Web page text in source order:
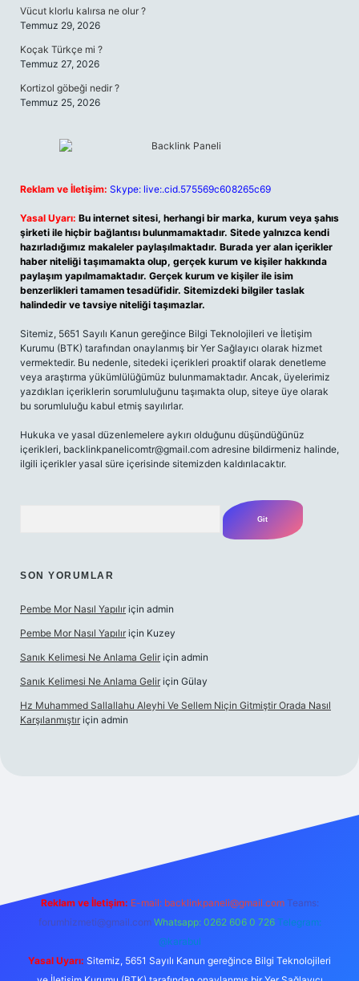
Vücut klorlu kalırsa ne olur ?
Temmuz 29, 2026
Koçak Türkçe mi ?
Temmuz 27, 2026
Kortizol göbeği nedir ?
Temmuz 25, 2026
Reklam ve İletişim: Skype: live:.cid.575569c608265c69
Yasal Uyarı: Bu internet sitesi, herhangi bir marka, kurum veya şahıs
şirketi ile hiçbir bağlantısı bulunmamaktadır. Sitede yalnızca kendi
hazırladığımız makaleler paylaşılmaktadır. Burada yer alan içerikler
haber niteliği taşımamakta olup, gerçek kurum ve kişiler hakkında
paylaşım yapılmamaktadır. Gerçek kurum ve kişiler ile isim
benzerlikleri tamamen tesadüfidir. Sitemizdeki bilgiler taslak
halindedir ve tavsiye niteliği taşımazlar.
Sitemiz, 5651 Sayılı Kanun gereğince Bilgi Teknolojileri ve İletişim
Kurumu (BTK) tarafından onaylanmış bir Yer Sağlayıcı olarak hizmet
vermektedir. Bu nedenle, sitedeki içerikleri proaktif olarak denetleme
veya araştırma yükümlülüğümüz bulunmamaktadır. Ancak, üyelerimiz
yazdıkları içeriklerin sorumluluğunu taşımakta olup, siteye üye olarak
bu sorumluluğu kabul etmiş sayılırlar.
Hukuka ve yasal düzenlemelere aykırı olduğunu düşündüğünüz
içerikleri, backlinkpanelicomtr@gmail.com adresine bildirmeniz halinde,
ilgili içerikler yasal süre içerisinde sitemizden kaldırılacaktır.
SON YORUMLAR
Pembe Mor Nasıl Yapılır için admin
Pembe Mor Nasıl Yapılır için Kuzey
Sanık Kelimesi Ne Anlama Gelir için admin
Sanık Kelimesi Ne Anlama Gelir için Gülay
Hz Muhammed Sallallahu Aleyhi Ve Sellem Niçin Gitmiştir Orada Nasıl
Karşılanmıştır için admin
Reklam ve İletişim: E-mail: backlinkpaneli@gmail.com Teams:
forumhizmeti@gmail.com Whatsapp: 0262 606 0 726 Telegram:
@karabul
Yasal Uyarı: Sitemiz, 5651 Sayılı Kanun gereğince Bilgi Teknolojileri